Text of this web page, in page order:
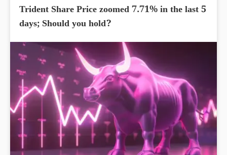
Trident Share Price zoomed 7.71% in the last 5
days; Should you hold?